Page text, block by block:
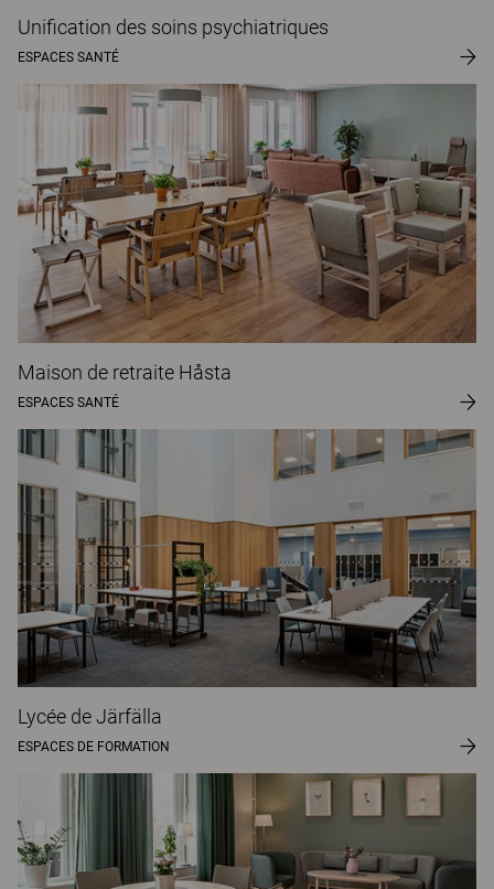
Unification des soins psychiatriques
ESPACES SANTÉ
Maison de retraite Håsta
ESPACES SANTÉ
Lycée de Järfälla
ESPACES DE FORMATION